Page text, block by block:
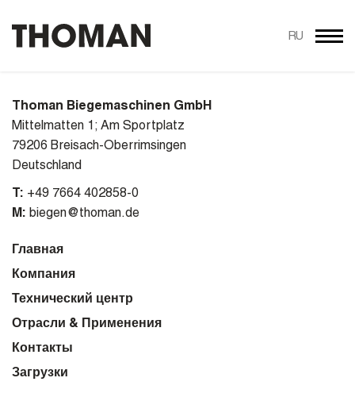
RU
Thoman Biegemaschinen GmbH
Mittelmatten 1; Am Sportplatz
79206 Breisach-Oberrimsingen
Deutschland
T: +49 7664 402858-0
M: biegen@thoman.de
Главная
Компания
Технический центр
Отрасли & Применения
Контакты
Загрузки